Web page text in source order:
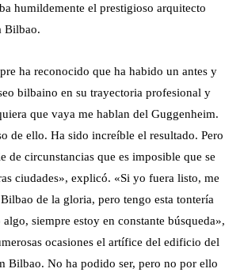
humildemente el prestigioso arquitecto
Bilbao.
ha reconocido que ha habido un antes y
bilbaino en su trayectoria profesional y
que vaya me hablan del Guggenheim.
de ello. Ha sido increíble el resultado. Pero
de circunstancias que es imposible que se
ciudades», explicó. «Si yo fuera listo, me
de la gloria, pero tengo esta tontería
siempre estoy en constante búsqueda»,
ocasiones el artífice del edificio del
Bilbao. No ha podido ser, pero no por ello